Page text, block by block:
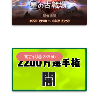
闇古戦場(23/04)